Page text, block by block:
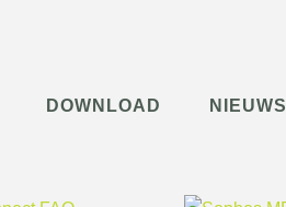
DOWNLOAD NIEUWS